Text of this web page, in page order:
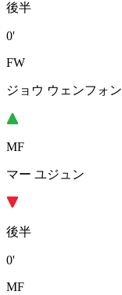
後半
0'
FW
ジョウ ウェンフォン
MF
マー ユジュン
後半
0'
MF